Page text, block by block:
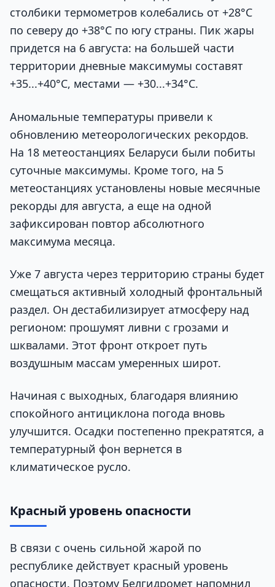
столбики термометров колебались от +28°С
по северу до +38°С по югу страны. Пик жары
придется на 6 августа: на большей части
территории дневные максимумы составят
+35...+40°С, местами — +30...+34°С.
Аномальные температуры привели к
обновлению метеорологических рекордов.
На 18 метеостанциях Беларуси были побиты
суточные максимумы. Кроме того, на 5
метеостанциях установлены новые месячные
рекорды для августа, а еще на одной
зафиксирован повтор абсолютного
максимума месяца.
Уже 7 августа через территорию страны будет
смещаться активный холодный фронтальный
раздел. Он дестабилизирует атмосферу над
регионом: прошумят ливни с грозами и
шквалами. Этот фронт откроет путь
воздушным массам умеренных широт.
Начиная с выходных, благодаря влиянию
спокойного антициклона погода вновь
улучшится. Осадки постепенно прекратятся, а
температурный фон вернется в
климатическое русло.
Красный уровень опасности
В связи с очень сильной жарой по
республике действует красный уровень
опасности. Поэтому Белгидромет напомнил